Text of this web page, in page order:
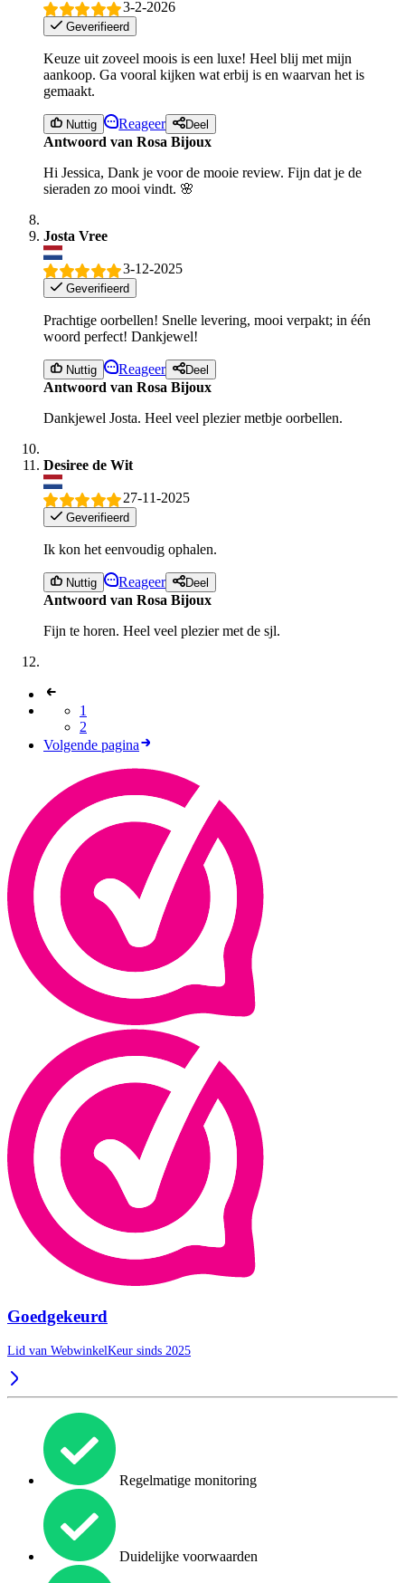
3-2-2026
Geverifieerd
Keuze uit zoveel moois is een luxe! Heel blij met mijn
aankoop. Ga vooral kijken wat erbij is en waarvan het is
gemaakt.
Nuttig Reageer Deel
Antwoord van Rosa Bijoux
Hi Jessica, Dank je voor de mooie review. Fijn dat je de
sieraden zo mooi vindt. 🌸
Josta Vree
3-12-2025
Geverifieerd
Prachtige oorbellen! Snelle levering, mooi verpakt; in één
woord perfect! Dankjewel!
Nuttig Reageer Deel
Antwoord van Rosa Bijoux
Dankjewel Josta. Heel veel plezier metbje oorbellen.
Desiree de Wit
27-11-2025
Geverifieerd
Ik kon het eenvoudig ophalen.
Nuttig Reageer Deel
Antwoord van Rosa Bijoux
Fijn te horen. Heel veel plezier met de sjl.
1
2
Volgende pagina
Goedgekeurd
Lid van WebwinkelKeur sinds 2025
Regelmatige monitoring
Duidelijke voorwaarden